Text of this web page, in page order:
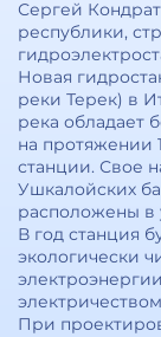
Сергей
республики,
Новая
реки Терек) в
река обладает
на протяжении
станции. Свое
Ушкалойских
расположены в
В год станция
экологически
При